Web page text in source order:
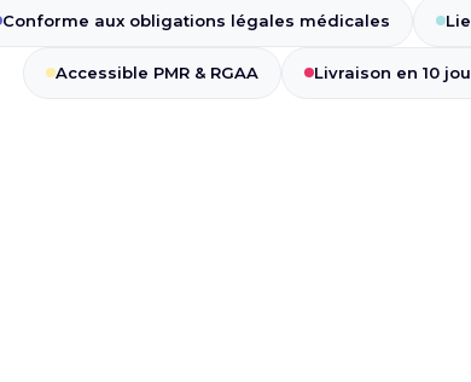
Conforme aux obligations légales médicales
Accessible PMR & RGAA Livraison en 10